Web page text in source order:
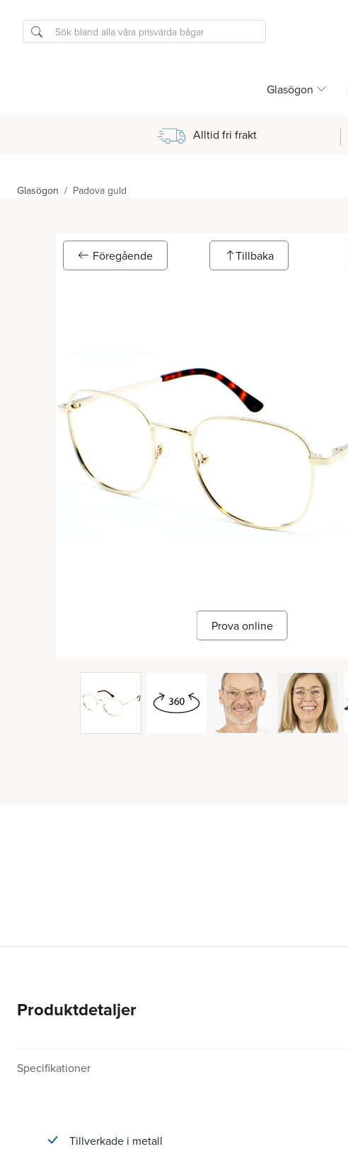
Glasögon
Alltid fri frakt
Glasögon Padova guld
Föregående Tillbaka
Prova online
Produktdetaljer
Specifikationer
Tillverkade i metall